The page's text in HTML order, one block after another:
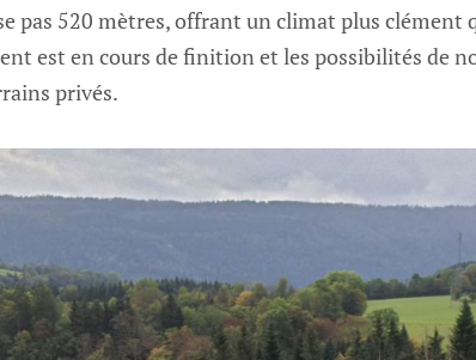
pas 520 mètres, offrant un climat plus clément
est en cours de finition et les possibilités de
privés.